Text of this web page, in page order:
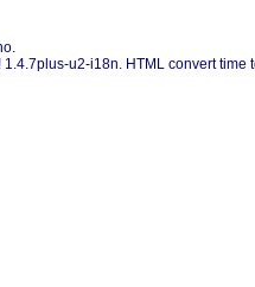
.
u2-i18n. HTML convert time